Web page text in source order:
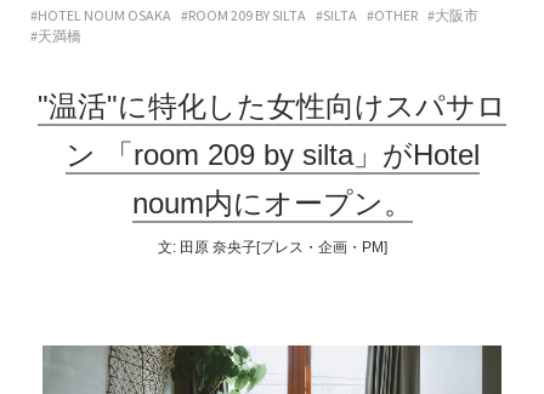
#HOTEL NOUM OSAKA #ROOM 209 BY SILTA #SILTA #OTHER #大阪市
#天満橋
"温活"に特化した女性向けスパサロ
ン 「room 209 by silta」がHotel
noum内にオープン。
文: 田原 奈央子[プレス・企画・PM]